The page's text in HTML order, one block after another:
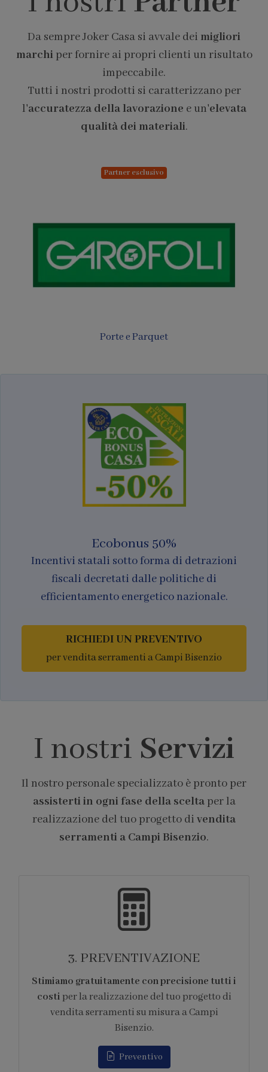
Da sempre Joker Casa si avvale dei migliori
marchiper fornire ai propri clienti un risultato
impeccabile.
Tutti i nostri prodotti si caratterizzano per
l'accuratezza della lavorazione e un'elevata
qualità dei materiali.
Partner esclusivo
Porte e Parquet
Ecobonus 50%
Incentivi statali sotto forma di detrazioni
fiscali decretati dalle politiche di
efficientamento energetico nazionale.
RICHIEDI UN PREVENTIVO
per vendita serramenti a Campi Bisenzio
I nostri Servizi
Il nostro personale specializzato è pronto per
assisterti in ogni fase della sceltaper la
realizzazione del tuo progetto di vendita
serramenti a Campi Bisenzio.
4. FORNITURA
Ci occupiamo di tutti gliaspetti logistici
legati alla fornituradei prodotti per la
realizzazione del tuo progetto di vendita
serramenti su misura a Campi Bisenzio.
Appuntamento